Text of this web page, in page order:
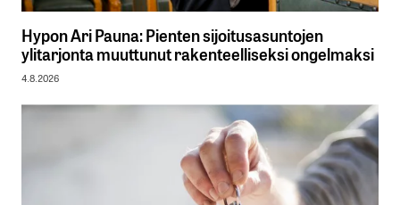
Hypon Ari Pauna: Pienten sijoitusasuntojen
ylitarjonta muuttunut rakenteelliseksi ongelmaksi
4.8.2026